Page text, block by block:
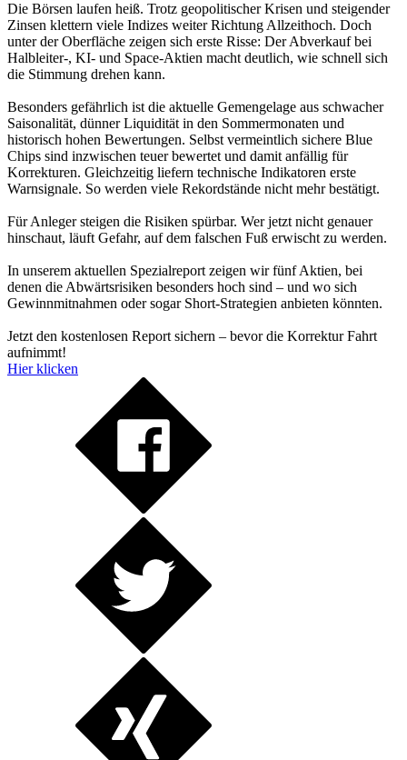
Die Börsen laufen heiß. Trotz geopolitischer Krisen und steigender
Zinsen klettern viele Indizes weiter Richtung Allzeithoch. Doch
unter der Oberfläche zeigen sich erste Risse: Der Abverkauf bei
Halbleiter-, KI- und Space-Aktien macht deutlich, wie schnell sich
die Stimmung drehen kann.
Besonders gefährlich ist die aktuelle Gemengelage aus schwacher
Saisonalität, dünner Liquidität in den Sommermonaten und
historisch hohen Bewertungen. Selbst vermeintlich sichere Blue
Chips sind inzwischen teuer bewertet und damit anfällig für
Korrekturen. Gleichzeitig liefern technische Indikatoren erste
Warnsignale. So werden viele Rekordstände nicht mehr bestätigt.
Für Anleger steigen die Risiken spürbar. Wer jetzt nicht genauer
hinschaut, läuft Gefahr, auf dem falschen Fuß erwischt zu werden.
In unserem aktuellen Spezialreport zeigen wir fünf Aktien, bei
denen die Abwärtsrisiken besonders hoch sind – und wo sich
Gewinnmitnahmen oder sogar Short-Strategien anbieten könnten.
Jetzt den kostenlosen Report sichern – bevor die Korrektur Fahrt
aufnimmt!
Hier klicken